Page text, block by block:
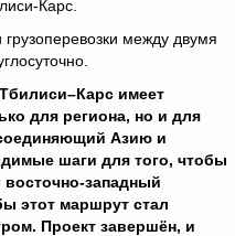
Карс.
между двумя
имеет
для региона, но и для
Азию и
шаги для того, чтобы
западный
этот маршрут стал
Проект завершён, и